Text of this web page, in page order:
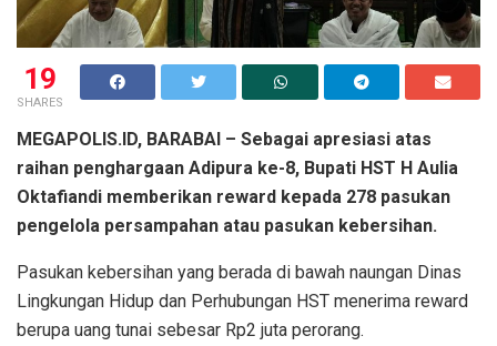
19
SHARES
MEGAPOLIS.ID, BARABAI – Sebagai apresiasi atas
raihan penghargaan Adipura ke-8, Bupati HST H Aulia
Oktafiandi memberikan reward kepada 278 pasukan
pengelola persampahan atau pasukan kebersihan.
Pasukan kebersihan yang berada di bawah naungan Dinas
Lingkungan Hidup dan Perhubungan HST menerima reward
berupa uang tunai sebesar Rp2 juta perorang.